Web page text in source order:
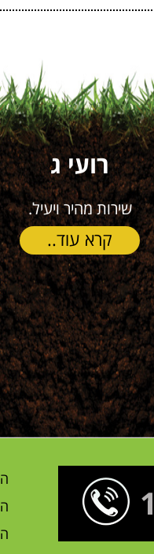
רועי ג
שירות מהיר ויעיל.
קרא עוד..